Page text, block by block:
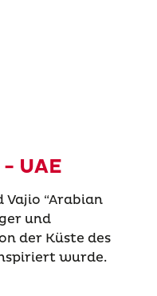
UAE
Vajio “Arabian
und
der Küste des
wurde.